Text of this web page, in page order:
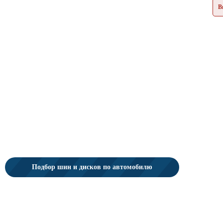
Подбор шин и дисков по автомобилю